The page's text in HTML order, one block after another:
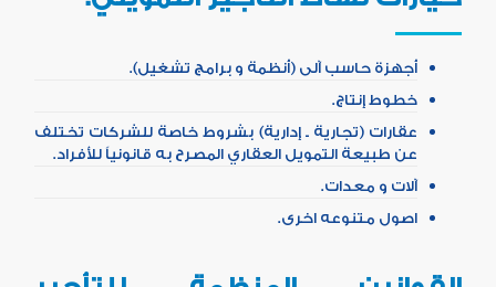
أجهزة حاسب آلى (أنظمة و برامج تشغيل).
خطوط إنتاج.
عقارات (تجارية ـ إدارية) بشروط خاصة للشركات تختلف
عن طبيعة التمويل العقاري المصرح به قانونياً للأفراد.
آلات و معدات.
اصول متنوعه اخرى.